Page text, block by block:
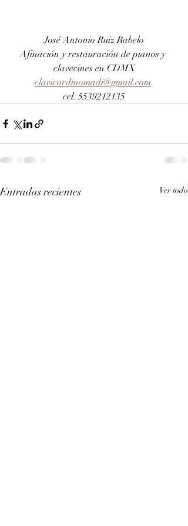
José Antonio Ruiz Rabelo
Afinación y restauración de pianos y
clavecines en CDMX
clavicordinomadi@gmail.com
cel. 5539212135
Entradas recientes Ver todo